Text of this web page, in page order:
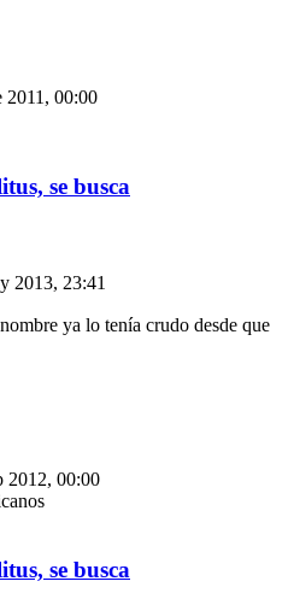
2011, 00:00
se busca
2013, 23:41
ya lo tenía crudo desde que
2012, 00:00
se busca